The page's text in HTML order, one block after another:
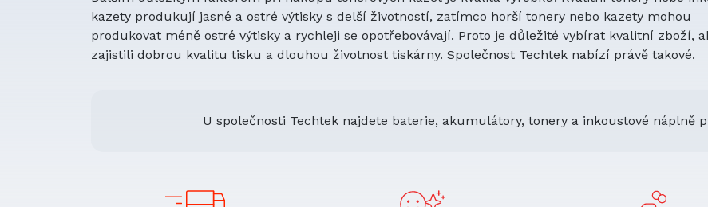
kazety produkují jasné a ostré výtisky s delší životností, zatímco horší tonery nebo kazety mohou
produkovat méně ostré výtisky a rychleji se opotřebovávají. Proto je důležité vybírat kvalitní zboží,
zajistili dobrou kvalitu tisku a dlouhou životnost tiskárny. Společnost Techtek nabízí právě takové.
U společnosti Techtek najdete baterie, akumulátory, tonery a inkoustové náplně